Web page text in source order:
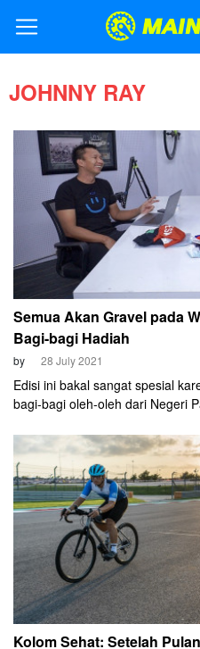
JOHNNY RAY
Semua Akan Gravel pada
Bagi-bagi Hadiah
by 28 July 2021
Edisi ini bakal sangat spesial
bagi-bagi oleh-oleh dari Negeri
Kolom Sehat: Setelah